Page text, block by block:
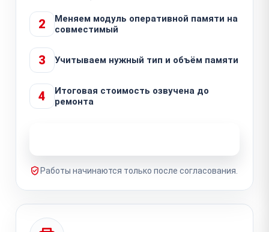
2
Меняем модуль оперативной памяти на
совместимый
3 Учитываем нужный тип и объём памяти
4
Итоговая стоимость озвучена до
ремонта
Работы начинаются только после согласования.